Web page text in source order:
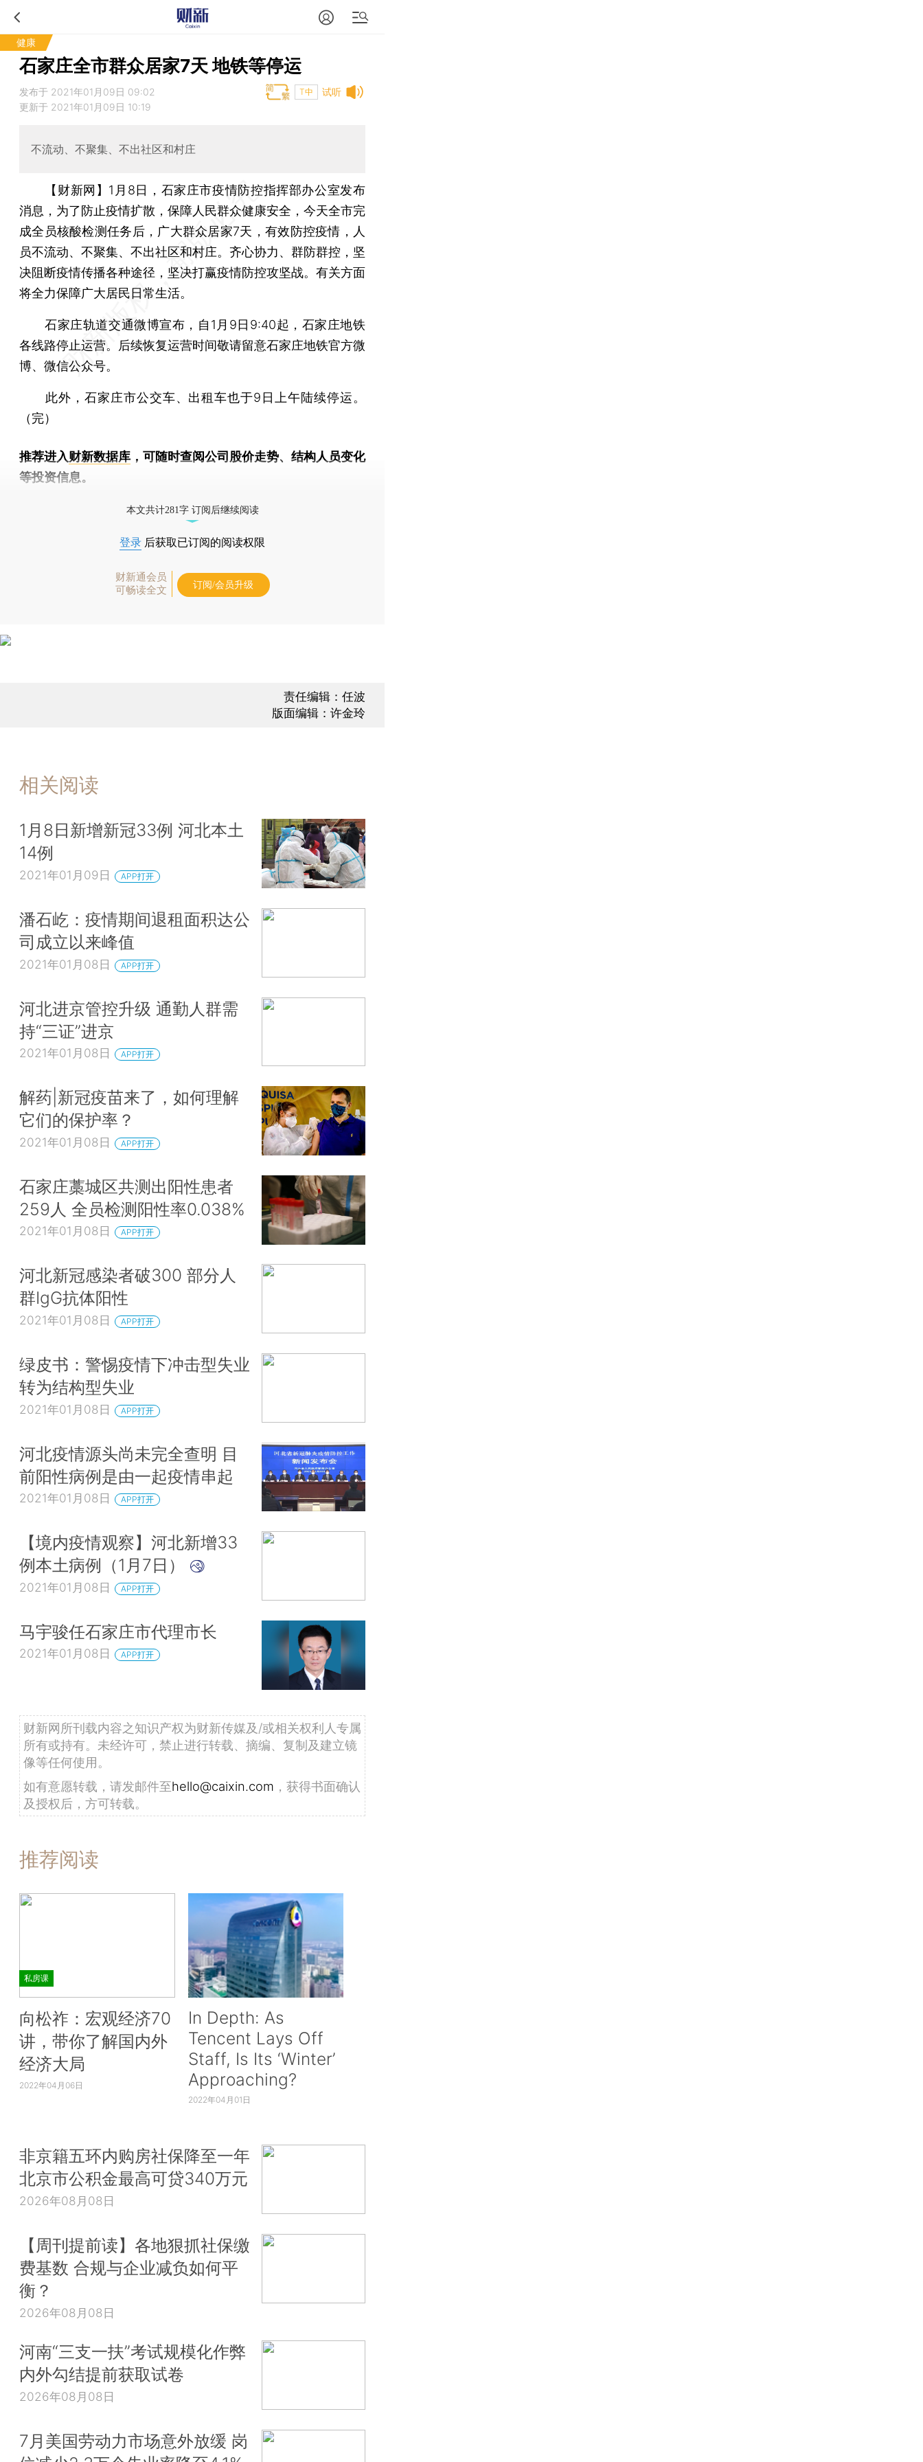
健康
石家庄全市群众居家7天 地铁等停运
试听
发布于 2021年01月09日 09:02
更新于 2021年01月09日 10:19
T中
不流动、不聚集、不出社区和村庄
【财新网】 1月8日，石家庄市疫情防控指挥部办公室发布
消息，为了防止疫情扩散，保障人民群众健康安全，今天全市完
成全员核酸检测任务后，广大群众居家7天，有效防控疫情，人
员不流动、不聚集、不出社区和村庄。齐心协力、群防群控，坚
决阻断疫情传播各种途径，坚决打赢疫情防控攻坚战。有关方面
将全力保障广大居民日常生活。
石家庄轨道交通微博宣布，自1月9日9:40起，石家庄地铁
各线路停止运营。后续恢复运营时间敬请留意石家庄地铁官方微
博、微信公众号。
此外，石家庄市公交车、出租车也于9日上午陆续停运。
（完）
推荐进入财新数据库 ，可随时查阅公司股价走势、结构人员变化
等投资信息。
本文共计281字 订阅后继续阅读
登录 后获取已订阅的阅读权限
财新通会员
可畅读全文
订阅/会员升级
责任编辑：任波
版面编辑：许金玲
相关阅读
1月8日新增新冠33例 河北本土
14例
2021年01月09日 APP打开
潘石屹：疫情期间退租面积达公
司成立以来峰值
2021年01月08日 APP打开
河北进京管控升级 通勤人群需
持“三证”进京
2021年01月08日 APP打开
解药|新冠疫苗来了，如何理解
它们的保护率？
2021年01月08日 APP打开
石家庄藁城区共测出阳性患者
259人 全员检测阳性率0.038%
2021年01月08日 APP打开
河北新冠感染者破300 部分人
群IgG抗体阳性
2021年01月08日 APP打开
绿皮书：警惕疫情下冲击型失业
转为结构型失业
2021年01月08日 APP打开
河北疫情源头尚未完全查明 目
前阳性病例是由一起疫情串起
2021年01月08日 APP打开
【境内疫情观察】河北新增33
例本土病例（1月7日）
2021年01月08日 APP打开
马宇骏任石家庄市代理市长
2021年01月08日 APP打开
财新网所刊载内容之知识产权为财新传媒及/或相关权利人专属
所有或持有。未经许可，禁止进行转载、摘编、复制及建立镜
像等任何使用。
如有意愿转载，请发邮件至hello@caixin.com ，获得书面确认
及授权后，方可转载。
推荐阅读
私房课
向松祚：宏观经济70
讲，带你了解国内外
经济大局
2022年04月06日
In Depth: As
Tencent Lays Off
Staff, Is Its ‘Winter’
Approaching?
2022年04月01日
非京籍五环内购房社保降至一年
北京市公积金最高可贷340万元
2026年08月08日
【周刊提前读】各地狠抓社保缴
费基数 合规与企业减负如何平
衡？
2026年08月08日
河南“三支一扶”考试规模化作弊
内外勾结提前获取试卷
2026年08月08日
7月美国劳动力市场意外放缓 岗